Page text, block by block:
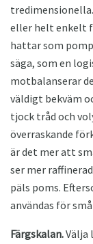
eller helt enkelt
hattar som
säga, som en
motbalanserar
väldigt bekväm
tjock tråd och
överraskande
är det mer att
ser mer
päls poms.
användas för
Färgskalan.Välja